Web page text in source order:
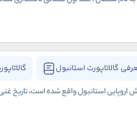
گالاتاپورت استانبول
استانبول واقع شده است، تاریخ